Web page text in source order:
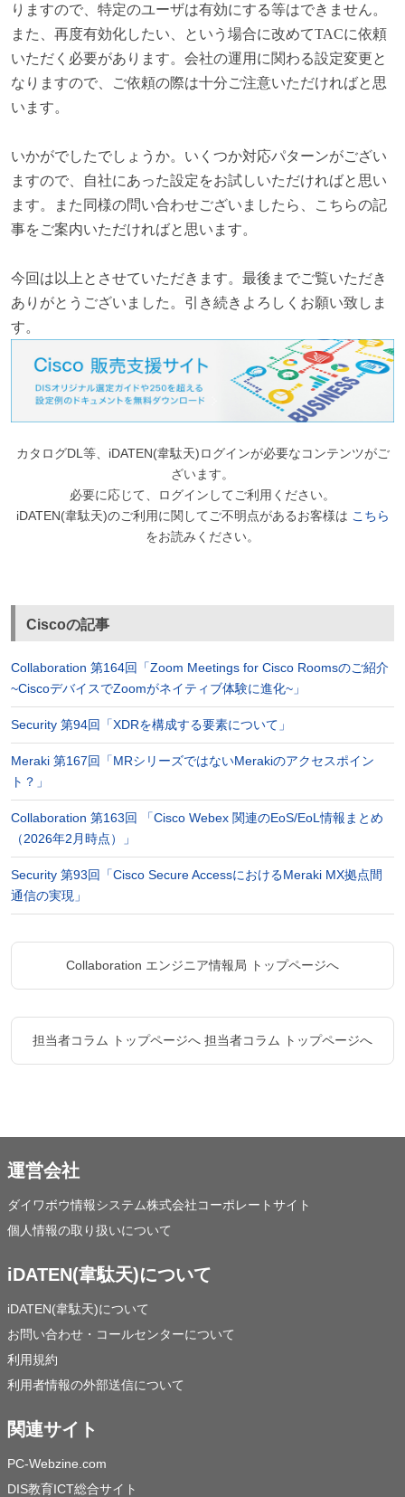
りますので、特定のユーザは有効にする等はできません。
また、再度有効化したい、という場合に改めてTACに依頼
いただく必要があります。会社の運用に関わる設定変更と
なりますので、ご依頼の際は十分ご注意いただければと思
います。
いかがでしたでしょうか。いくつか対応パターンがござい
ますので、自社にあった設定をお試しいただければと思い
ます。また同様の問い合わせございましたら、こちらの記
事をご案内いただければと思います。
今回は以上とさせていただきます。最後までご覧いただき
ありがとうございました。引き続きよろしくお願い致しま
す。
カタログDL等、iDATEN(韋駄天)ログインが必要なコンテンツがご
ざいます。
必要に応じて、ログインしてご利用ください。
iDATEN(韋駄天)のご利用に関してご不明点があるお客様は こちら
をお読みください。
Ciscoの記事
Collaboration 第164回「Zoom Meetings for Cisco Roomsのご紹介
~CiscoデバイスでZoomがネイティブ体験に進化~」
Security 第94回「XDRを構成する要素について」
Meraki 第167回「MRシリーズではないMerakiのアクセスポイン
ト？」
Collaboration 第163回 「Cisco Webex 関連のEoS/EoL情報まとめ
（2026年2月時点）」
Security 第93回「Cisco Secure AccessにおけるMeraki MX拠点間
通信の実現」
Collaboration エンジニア情報局 トップページへ
担当者コラム トップページへ 担当者コラム トップページへ
運営会社
ダイワボウ情報システム株式会社コーポレートサイト
個人情報の取り扱いについて
iDATEN(韋駄天)について
iDATEN(韋駄天)について
お問い合わせ・コールセンターについて
利用規約
利用者情報の外部送信について
関連サイト
PC-Webzine.com
DIS教育ICT総合サイト